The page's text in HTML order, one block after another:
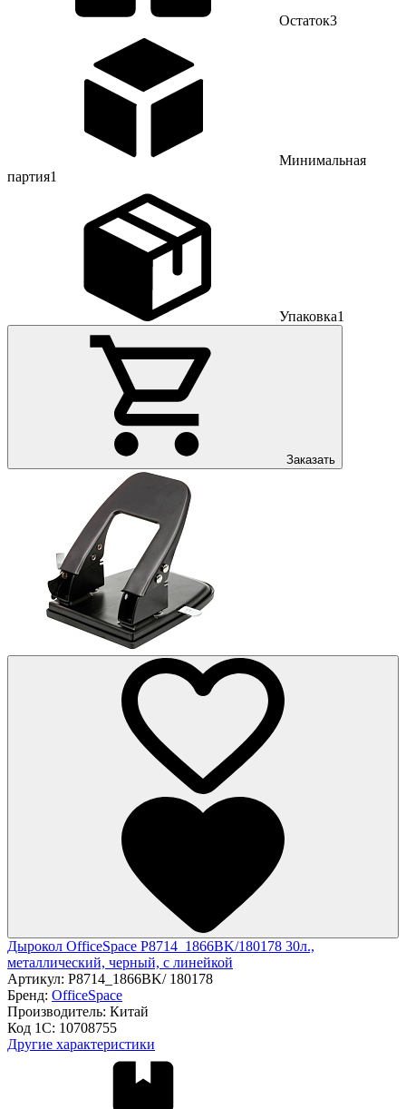
Остаток3
Минимальная
партия1
Упаковка1
Заказать
Дырокол OfficeSpace P8714_1866BK/180178 30л.,
металлический, черный, с линейкой
Артикул: P8714_1866BK/ 180178
Бренд: OfficeSpace
Производитель: Китай
Код 1С: 10708755
Другие характеристики